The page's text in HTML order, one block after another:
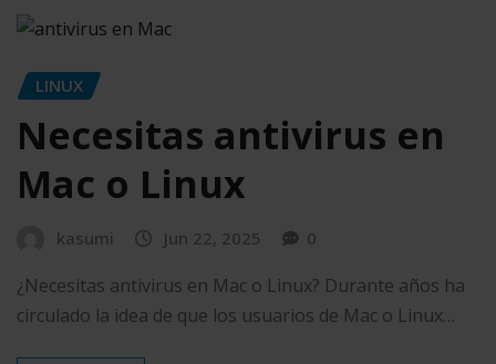
LINUX
Necesitas antivirus en
Mac o Linux
kasumi Jun 22, 2025 0
¿Necesitas antivirus en Mac o Linux? Durante años ha
circulado la idea de que los usuarios de Mac o Linux…